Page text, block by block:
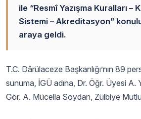
ile “Resmî Yazışma Kuralları –
Sistemi – Akreditasyon”
araya geldi.
T.C. Dârülaceze Başkanlığı’nın 89
sunuma, İGÜ adına, Dr. Öğr. Üyesi A.
Gör. A. Mücella Soydan, Zülbiye